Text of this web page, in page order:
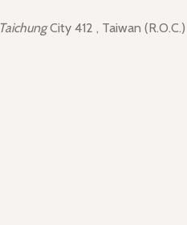
TaichungCity 412 , Taiwan (R.O.C.)